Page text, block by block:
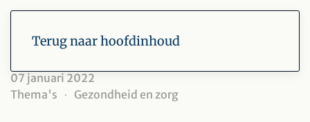
Terug naar hoofdinhoud
07 januari 2022
Thema's
Gezondheid en zorg